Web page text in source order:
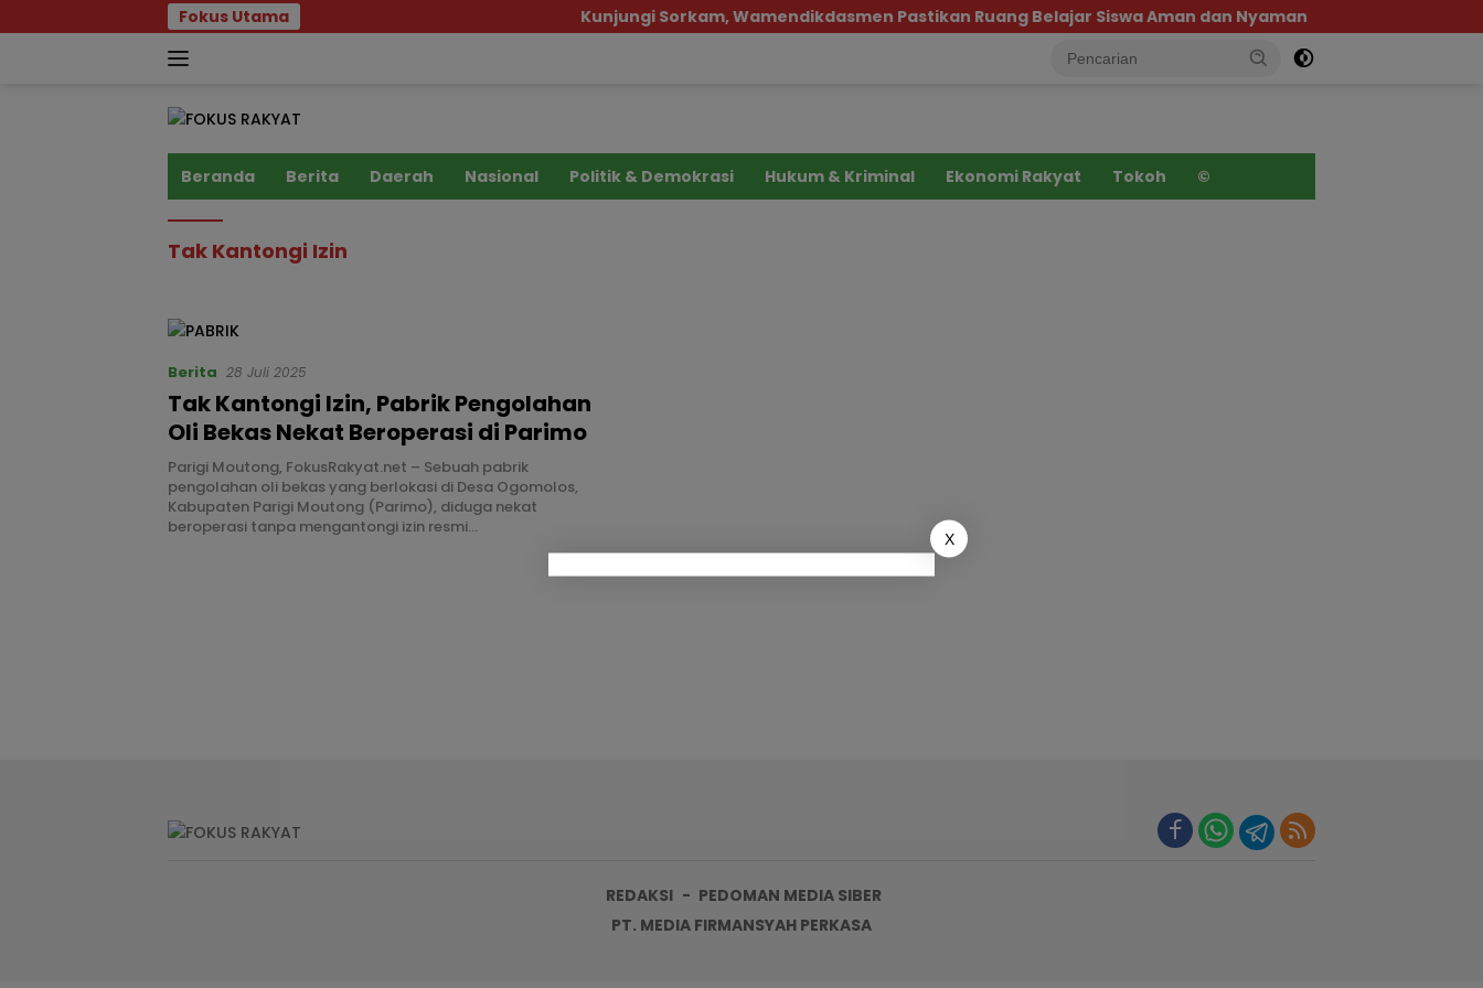
ke
Fokus Utama Kunjungi Sorkam, Wamendikdasmen Pastikan Ruang Belajar Siswa Aman dan Nyaman
Beranda Berita Daerah Nasional Politik & Demokrasi Hukum & Kriminal Ekonomi Rakyat Tokoh ©
Tak Kantongi Izin
Berita 28 Juli 2025
Tak Kantongi Izin, Pabrik Pengolahan
Oli Bekas Nekat Beroperasi di Parimo
Parigi Moutong, FokusRakyat.net – Sebuah pabrik
pengolahan oli bekas yang berlokasi di Desa Ogomolos,
Kabupaten Parigi Moutong (Parimo), diduga nekat
beroperasi tanpa mengantongi izin resmi…
REDAKSI
PEDOMAN MEDIA SIBER
PT. MEDIA FIRMANSYAH PERKASA
X